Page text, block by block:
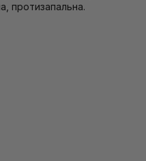
протизапальна.